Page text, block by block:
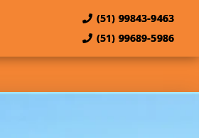
(51) 99843-9463
(51) 99689-5986